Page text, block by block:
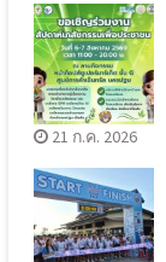
21 ก.ค. 2026